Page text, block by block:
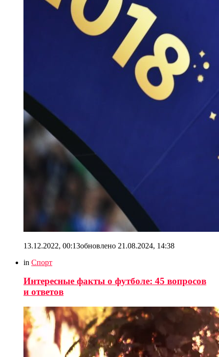
13.12.2022, 00:13обновлено 21.08.2024, 14:38
in Спорт
Интересные факты о футболе: 45 вопросов
и ответов